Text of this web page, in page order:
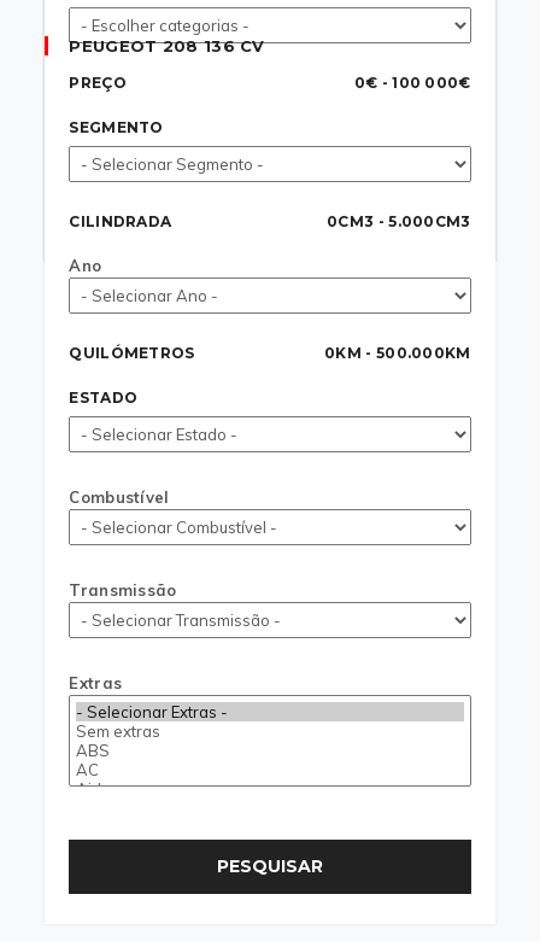
PEUGEOT 208 136 CV
Matrícula
Quilómetros
Estado
Como novo Elétrico
18 000€
PREÇO 0€ - 100 000€
SEGMENTO
CILINDRADA 0CM3 - 5.000CM3
Ano
QUILÓMETROS 0KM - 500.000KM
ESTADO
Combustível
Transmissão
Extras
PESQUISAR